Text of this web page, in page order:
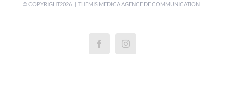
© COPYRIGHT2026 | THEMIS MEDICAAGENCE DE COMMUNICATION